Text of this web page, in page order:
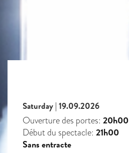
Saturday | 19.09.2026
Ouverture des portes: 20h00
Début du spectacle: 21h00
Sans entracte